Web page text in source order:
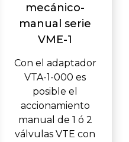
mecánico-
manual serie
VME-1
Con el adaptador
VTA-1-000 es
posible el
accionamiento
manual de 1 ó 2
válvulas VTE con